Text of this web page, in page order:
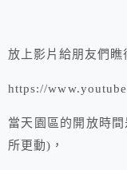
放上影片給朋友們瞧
https://
當天園區的開放時
所更動)，